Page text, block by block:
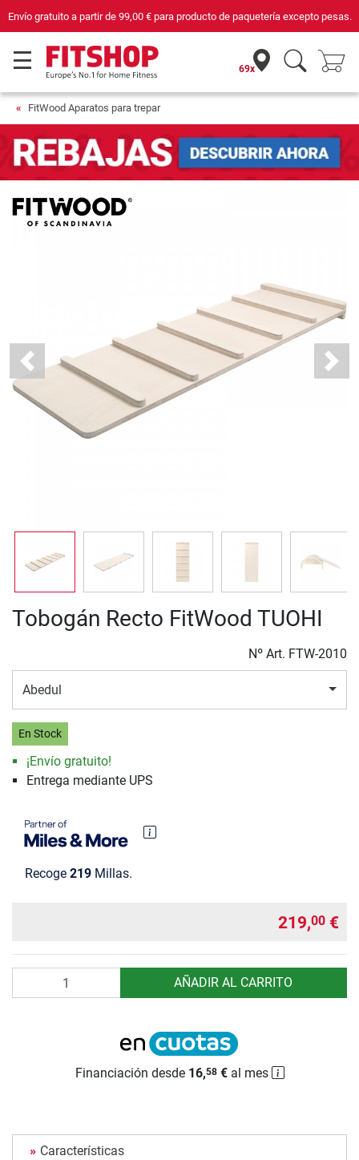
Envío gratuito a partir de 99,00 €para producto de paquetería excepto pesas.
69x
FitWood Aparatos para trepar
Previous Next
Tobogán Recto FitWood TUOHI
Nº Art. FTW-2010
Abedul
En Stock
¡Envío gratuito!
Entrega mediante UPS
Recoge 219 Millas.
219,00 €
AÑADIR AL CARRITO
Financiación desde 16,58€al mes
Características